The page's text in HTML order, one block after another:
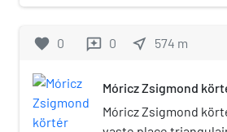
favorite 0 reviews 0 near_me 574 m
Móricz Zsigmond
Móricz Zsigmond